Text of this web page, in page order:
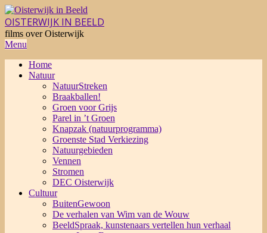
Skip
to
content
OISTERWIJK IN BEELD
films over Oisterwijk
Primary
Menu
Menu
Home
Natuur
NatuurStreken
Braakballen!
Groen voor Grijs
Parel in ’t Groen
Knapzak (natuurprogramma)
Groenste Stad Verkiezing
Natuurgebieden
Vennen
Stromen
DEC Oisterwijk
Cultuur
BuitenGewoon
De verhalen van Wim van de Wouw
BeeldSpraak, kunstenaars vertellen hun verhaal